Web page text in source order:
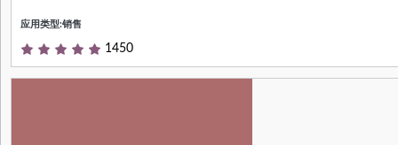
应用类型:销售
1450